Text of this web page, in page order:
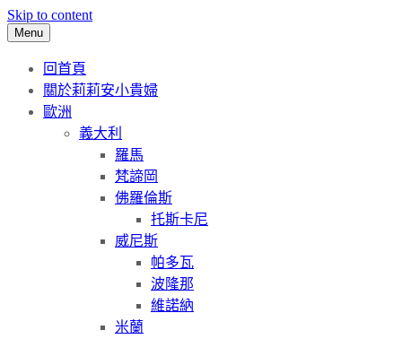
Skip to content
Menu
回首頁
關於莉莉安小貴婦
歐洲
義大利
羅馬
梵諦岡
佛羅倫斯
托斯卡尼
威尼斯
帕多瓦
波隆那
維諾納
米蘭